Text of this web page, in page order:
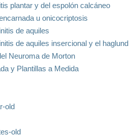
plantar y del espolón calcáneo
u onicocriptosis
de aquiles
de aquiles insercional y el haglund
Neuroma de Morton
y Plantillas a Medida
old
old